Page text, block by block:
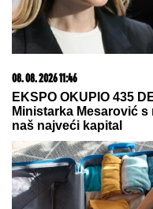
20. 07. 2026 08:04
REGISTRUJ SE UZ
1500 BESPLATNIH